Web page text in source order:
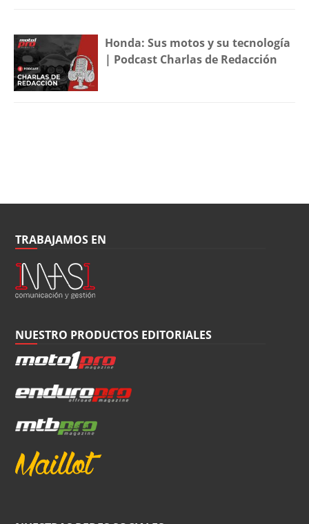
Honda: Sus motos y su tecnología
| Podcast Charlas de Redacción
TRABAJAMOS EN
NUESTRO PRODUCTOS EDITORIALES